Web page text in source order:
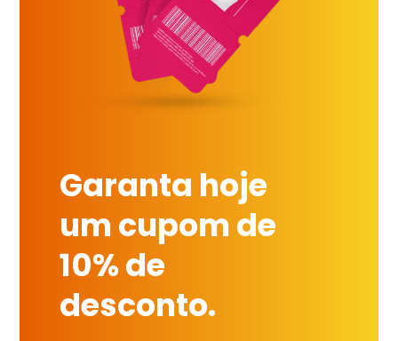
Garanta hoje
um cupom de
10% de
desconto.